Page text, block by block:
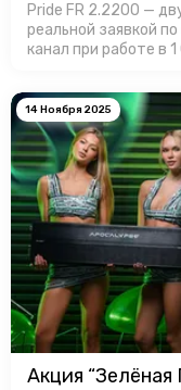
Pride FR 2.2200 —
реальной заявкой
канал при работе в
теплоотвод, а
14 Ноября 2025
Акция